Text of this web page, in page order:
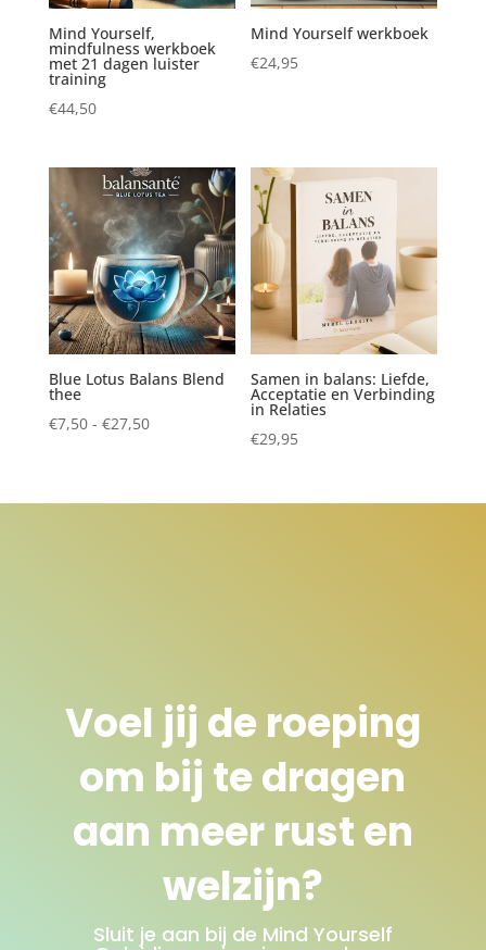
Mind Yourself,
mindfulness werkboek
met 21 dagen luister
training
€44,50
Mind Yourself werkboek
€24,95
Blue Lotus Balans Blend
thee
€7,50 - €27,50Prijsklasse:
€27,50
Samen in balans: Liefde,
Acceptatie en Verbinding
in Relaties
€29,95
Voel jij de roeping
om bij te dragen
aan meer rust en
welzijn?
Sluit je aan bij de Mind Yourself